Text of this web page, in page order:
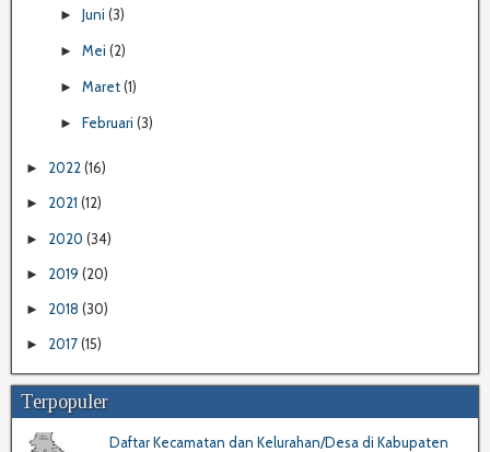
► Juni (3)
► Mei (2)
► Maret(1)
► Februari (3)
► 2022 (16)
► 2021 (12)
► 2020 (34)
► 2019 (20)
► 2018 (30)
► 2017(15)
Terpopuler
Daftar Kecamatan dan Kelurahan/Desa di Kabupaten